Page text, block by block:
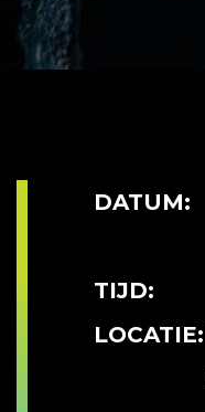
DATUM:
TIJD:
LOCATIE: